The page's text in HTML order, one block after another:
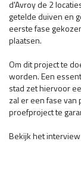
d'Avroy de 2
getelde duiven en
eerste fase
plaatsen.
Om dit project te
worden. Een
stad zet hiervoor
zal er een fase van
proefproject te
Bekijk het